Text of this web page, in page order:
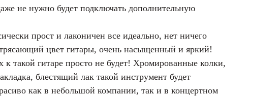
не нужно будет подключать дополнительную
прост и лаконичен все идеально, нет ничего
цвет гитары, очень насыщенный и яркий!
такой гитаре просто не будет! Хромированные колки,
блестящий лак такой инструмент будет
как в небольшой компании, так и в концертном